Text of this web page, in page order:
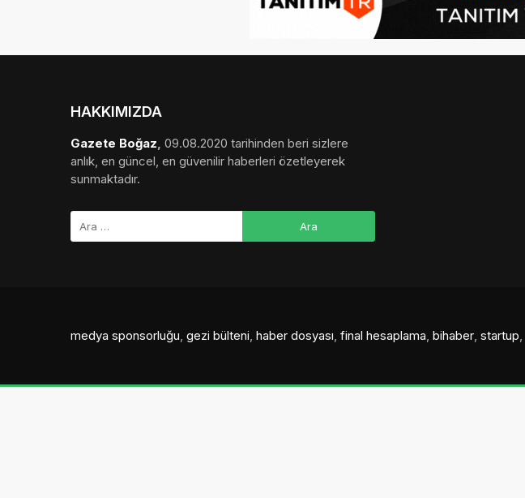
HAKKIMIZDA
Gazete Boğaz, 09.08.2020 tarihinden beri sizlere
anlık, en güncel, en güvenilir haberleri özetleyerek
sunmaktadır.
medya sponsorluğu, gezi bülteni, haber dosyası, final hesaplama, bihaber, startup,